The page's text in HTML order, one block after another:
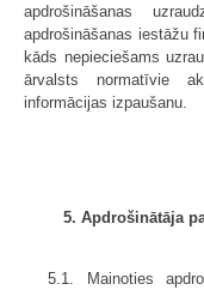
apdrošināšanas
apdrošināšanas iestāžu
kāds nepieciešams
ārvalsts normatīvie
informācijas izpaušanu.
5. Apdrošinātāja
5.1. Mainoties